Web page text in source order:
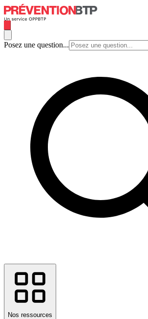
Posez une question...
Nos ressources